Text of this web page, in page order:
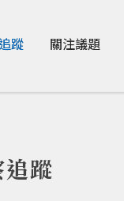
蹤 關注議題
蹤